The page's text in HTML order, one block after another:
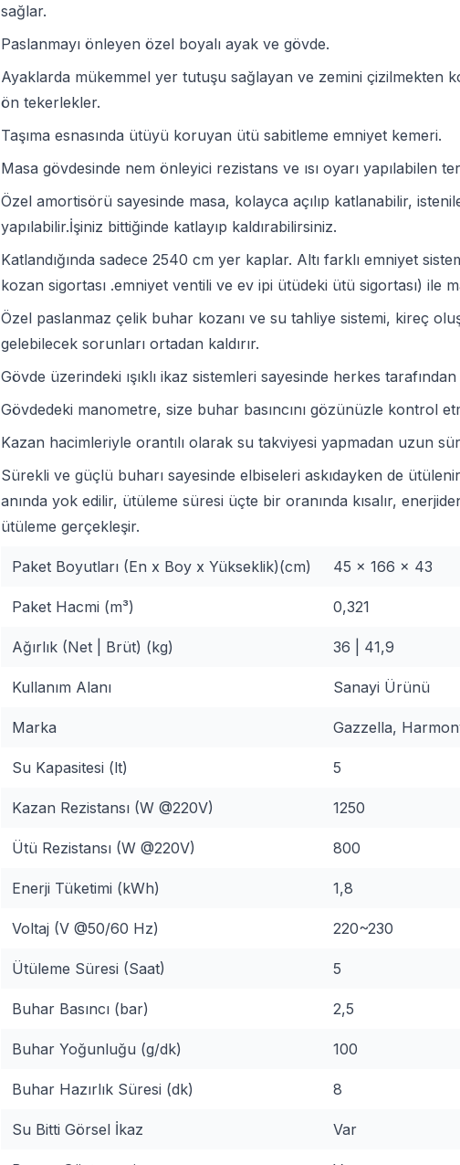
sağlar.
Paslanmayı önleyen özel boyalı ayak ve gövde.
Ayaklarda mükemmel yer tutuşu sağlayan ve zemini çizilmekten
ön tekerlekler.
Taşıma esnasında ütüyü koruyan ütü sabitleme emniyet kemeri.
Masa gövdesinde nem önleyici rezistans ve ısı oyarı yapılabilen
Özel amortisörü sayesinde masa, kolayca açılıp katlanabilir,
yapılabilir.İşiniz bittiğinde katlayıp kaldırabilirsiniz.
Katlandığında sadece 2540 cm yer kaplar. Altı farklı emniyet
kozan sigortası .emniyet ventili ve ev ipi ütüdeki ütü sigortası) ile
Özel paslanmaz çelik buhar kozanı ve su tahliye sistemi, kireç
gelebilecek sorunları ortadan kaldırır.
Gövde üzerindeki ışıklı ikaz sistemleri sayesinde herkes
Gövdedeki manometre, size buhar basıncını gözünüzle kontrol
Kazan hacimleriyle orantılı olarak su takviyesi yapmadan uzun
Sürekli ve güçlü buharı sayesinde elbiseleri askıdayken de
anında yok edilir, ütüleme süresi üçte bir oranında kısalır,
ütüleme gerçekleşir.
Paket Boyutları (En x Boy x Yükseklik)(cm) 45 x 166 x 43
Paket Hacmi (m³) 0,321
Ağırlık (Net | Brüt) (kg) 36 | 41,9
Kullanım Alanı Sanayi Ürünü
Marka Gazzella,
Su Kapasitesi (lt) 5
Kazan Rezistansı (W @220V) 1250
Ütü Rezistansı (W @220V) 800
Enerji Tüketimi (kWh) 1,8
Voltaj (V @50/60 Hz) 220~230
Ütüleme Süresi (Saat) 5
Buhar Basıncı (bar) 2,5
Buhar Yoğunluğu (g/dk) 100
Buhar Hazırlık Süresi (dk) 8
Su Bitti Görsel İkaz Var